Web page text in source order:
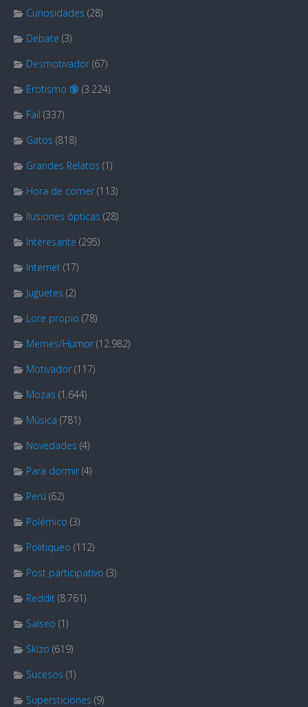
Curiosidades (28)
Debate (3)
Desmotivador (67)
Erotismo 🔞 (3.224)
Fail (337)
Gatos (818)
Grandes Relatos (1)
Hora de comer (113)
Ilusiones ópticas (28)
Interesante (295)
Internet (17)
Juguetes (2)
Lore propio (78)
Memes/Humor (12.982)
Motivador (117)
Mozas (1.644)
Música (781)
Novedades (4)
Para dormir (4)
Perú (62)
Polémico (3)
Politiqueo (112)
Post participativo (3)
Reddit (8.761)
Salseo (1)
Skizo (619)
Sucesos (1)
Supersticiones (9)